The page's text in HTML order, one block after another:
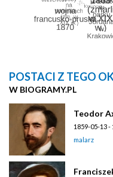
POSTACI Z TEGO
W BIOGRAMY.PL
Teodor
1859-05-13 -
malarz